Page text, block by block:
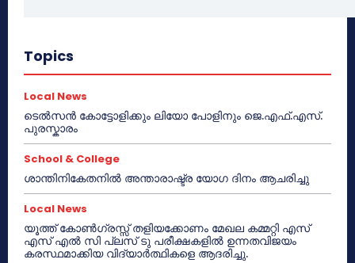
Topics
Local News
ടെൽസൻ കോട്ടോളിക്കും ലിയോ പോളിനും ജെ.എഫ്.എസ്.
പുരസ്കാരം
School & College
ശാന്തിനികേതനിൽ അന്താരാഷ്ട്ര യോഗ ദിനം ആചരിച്ചു
Local News
യൂത്ത് കോൺഗ്രസ്സ് തളിയക്കോണം മേഖല കമ്മറ്റി എസ്
എസ് എൽ സി പ്ലസ് ടു പരീക്ഷകളിൽ ഉന്നതവിജയം
കരസ്ഥമാക്കിയ വിദ്യാർത്ഥികളെ ആദരിച്ചു.